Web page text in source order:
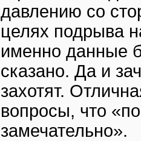
давлению со
целях подрыва
именно данные
сказано. Да и
захотят.
вопросы, что
замечательно».